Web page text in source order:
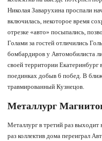
Николая Заварухина проспали
включилась, некоторое время
отрезке «авто» посыпались,
Голами за гостей отличились
бомбардиров у Автомобилиста
своей территории Екатеринбург
поединках добыв 6 побед. В
травмированный Кузнецов.
Металлург
Металлург в третий раз выходит
раз коллектив дома переиграл